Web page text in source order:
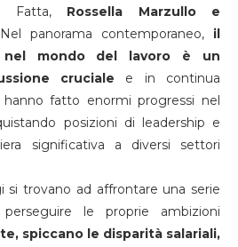
Fatta, Rossella Marzullo e
panorama contemporaneo, il
nel mondo del lavoro è un
cruciale e in continua
fatto enormi progressi nel
posizioni di leadership e
significativa a diversi settori
si trovano ad affrontare una serie
le proprie ambizioni
spiccano le disparità salariali,